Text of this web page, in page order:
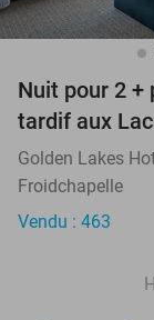
Nuit pour 2
tardif aux
Golden Lakes
Froidchapelle
Vendu : 463